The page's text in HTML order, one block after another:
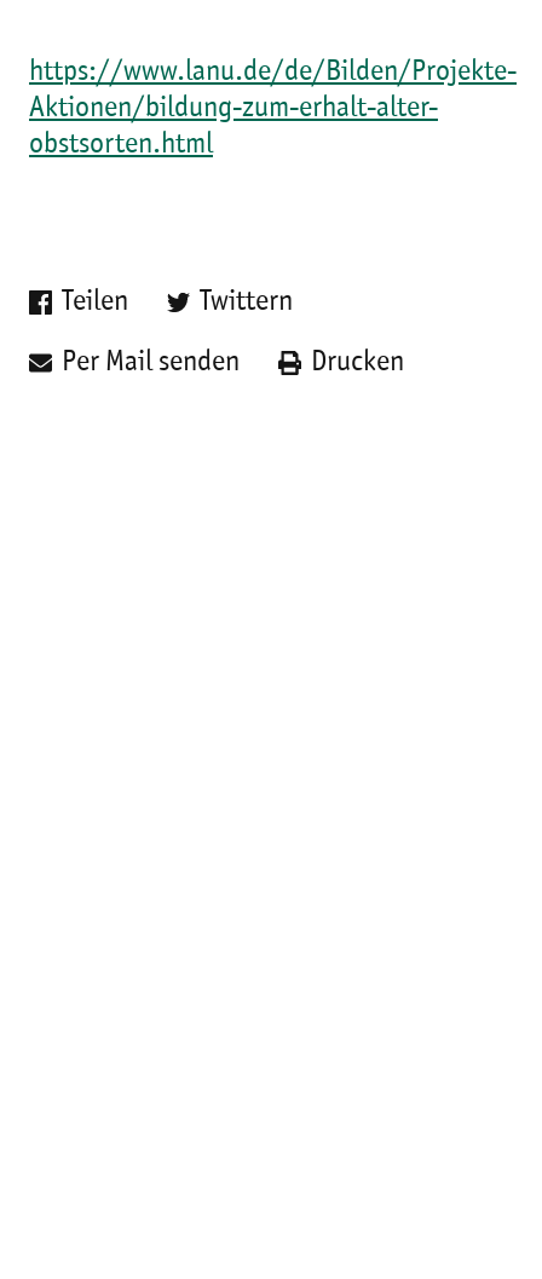
https://www.lanu.de/de/Bilden/Projekte-
Aktionen/bildung-zum-erhalt-alter-
obstsorten.html
Teilen Twittern
Per Mail senden Drucken